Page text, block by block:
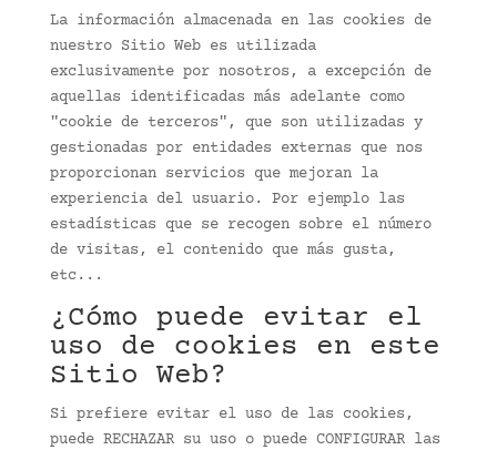
La información almacenada en las cookies de
nuestro Sitio Web es utilizada
exclusivamente por nosotros, a excepción de
aquellas identificadas más adelante como
"cookie de terceros", que son utilizadas y
gestionadas por entidades externas que nos
proporcionan servicios que mejoran la
experiencia del usuario. Por ejemplo las
estadísticas que se recogen sobre el número
de visitas, el contenido que más gusta,
etc...
¿Cómo puede evitar el
uso de cookies en este
Sitio Web?
Si prefiere evitar el uso de las cookies,
puede RECHAZAR su uso o puede CONFIGURAR las